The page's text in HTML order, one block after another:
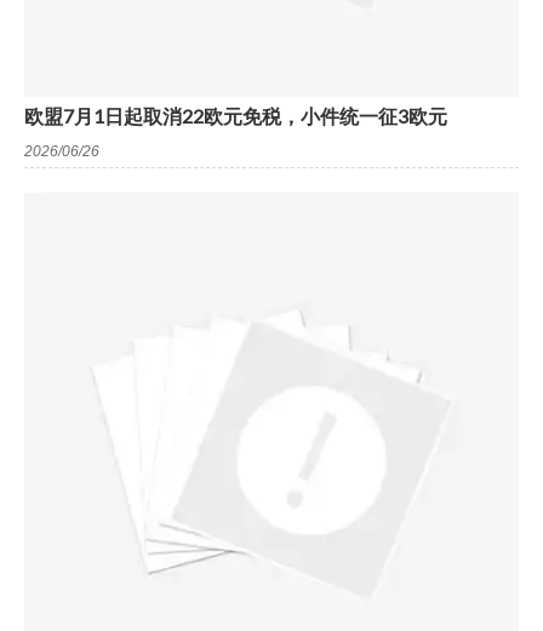
欧盟7月1日起取消22欧元免税，小件统一征3欧元
2026/06/26